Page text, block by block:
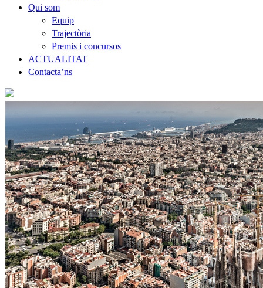
Qui som
Equip
Trajectòria
Premis i concursos
ACTUALITAT
Contacta’ns